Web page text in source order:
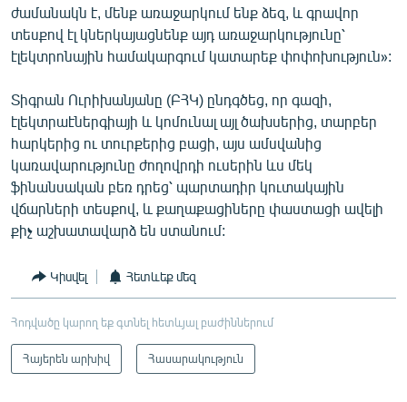
ժամանակն է, մենք առաջարկում ենք ձեզ, և գրավոր
տեսքով էլ կներկայացնենք այդ առաջարկությունը՝
էլեկտրոնային համակարգում կատարեք փոփոխություն»:
Տիգրան Ուրիխանյանը (ԲՀԿ) ընդգծեց, որ գազի,
էլեկտրաէներգիայի և կոմունալ այլ ծախսերից, տարբեր
հարկերից ու տուրքերից բացի, այս ամսվանից
կառավարությունը ժողովրդի ուսերին ևս մեկ
ֆինանսական բեռ դրեց՝ պարտադիր կուտակային
վճարների տեսքով, և քաղաքացիները փաստացի ավելի
քիչ աշխատավարձ են ստանում:
Կիսվել Հետևեք մեզ
Հոդվածը կարող եք գտնել հետևյալ բաժիններում
Հայերեն արխիվ Հասարակություն